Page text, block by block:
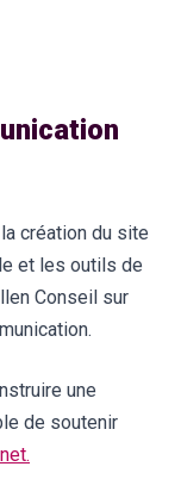
création du site
et les outils de
Conseil sur
une
de soutenir